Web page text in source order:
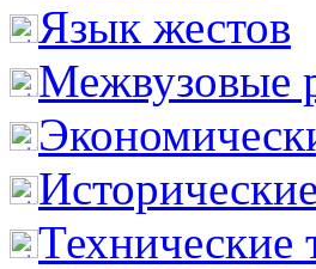
Язык жестов
Межвузовые
Технические